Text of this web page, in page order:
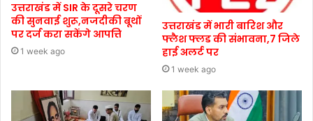
उत्तराखंड में SIR के दूसरे चरण
की सुनवाई शुरू,नजदीकी बूथों
पर दर्ज करा सकेंगे आपत्ति
1 week ago
उत्तराखंड में भारी बारिश और
फ्लैश फ्लड की संभावना,7 जिले
हाई अलर्ट पर
1 week ago